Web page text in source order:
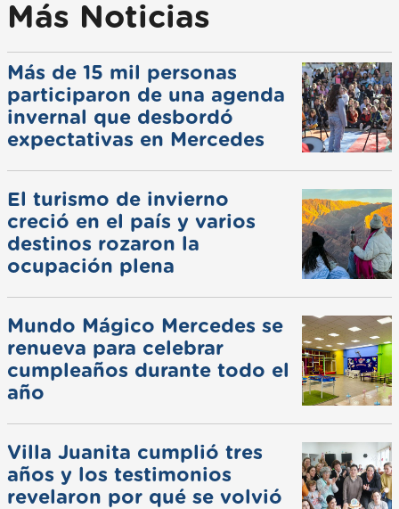
Más Noticias
Más de 15 mil personas
participaron de una agenda
invernal que desbordó
expectativas en Mercedes
El turismo de invierno
creció en el país y varios
destinos rozaron la
ocupación plena
Mundo Mágico Mercedes se
renueva para celebrar
cumpleaños durante todo el
año
Villa Juanita cumplió tres
años y los testimonios
revelaron por qué se volvió